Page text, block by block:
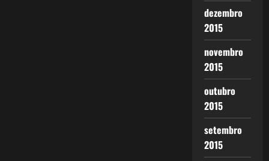
dezembro
2015
novembro
2015
outubro
2015
setembro
2015